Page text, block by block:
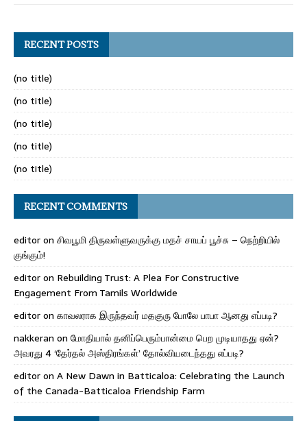
RECENT POSTS
(no title)
(no title)
(no title)
(no title)
(no title)
RECENT COMMENTS
editoron சிவபூமி திருவள்ளுவருக்கு மதச் சாயப் பூச்சு – நெற்றியில்
குங்கும்!
editoron Rebuilding Trust: A Plea For Constructive
Engagement From Tamils Worldwide
editoron காவலராக இருந்தவர் மதகுரு போலே பாபா ஆனது எப்படி?
nakkeran on மோதியால் தனிப்பெரும்பான்மை பெற முடியாதது ஏன்?
அவரது 4 ‘தேர்தல் அஸ்திரங்கள்’ தோல்வியடைந்தது எப்படி?
editoron A New Dawn in Batticaloa: Celebrating the Launch
of the Canada-Batticaloa Friendship Farm